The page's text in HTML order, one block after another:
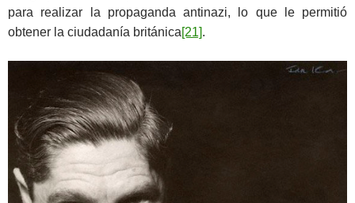
para realizar la propaganda antinazi, lo que le permitió
obtener la ciudadanía británica[21].